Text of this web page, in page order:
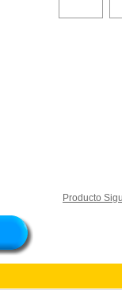
Producto